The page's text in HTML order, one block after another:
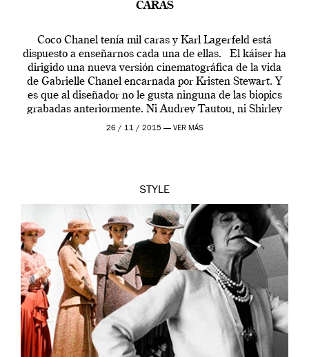
CARAS
Coco Chanel tenía mil caras y Karl Lagerfeld está
dispuesto a enseñarnos cada una de ellas. El káiser ha
dirigido una nueva versión cinematográfica de la vida
de Gabrielle Chanel encarnada por Kristen Stewart. Y
es que al diseñador no le gusta ninguna de las biopics
grabadas anteriormente. Ni Audrey Tautou, ni Shirley
McLaine ni ninguna otra. A él […]
26 / 11 / 2015 — VER MÁS
STYLE